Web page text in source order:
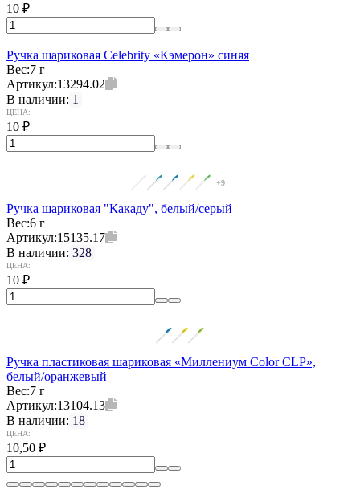
10 ₽
Ручка шариковая Celebrity «Кэмерон» синяя
Вес:7 г
Артикул:13294.02
В наличии: 1
ЦЕНА:
10 ₽
+9
Ручка шариковая "Какаду", белый/серый
Вес:6 г
Артикул:15135.17
В наличии: 328
ЦЕНА:
10 ₽
Ручка пластиковая шариковая «Миллениум Color CLP»,
белый/оранжевый
Вес:7 г
Артикул:13104.13
В наличии: 18
ЦЕНА:
10,50 ₽